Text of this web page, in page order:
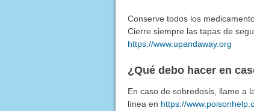
Conserve todos los
Cierre siempre las tapas de
https://www.upandaway.org
¿Qué debo hacer en
En caso de sobredosis, llame a
línea en https://